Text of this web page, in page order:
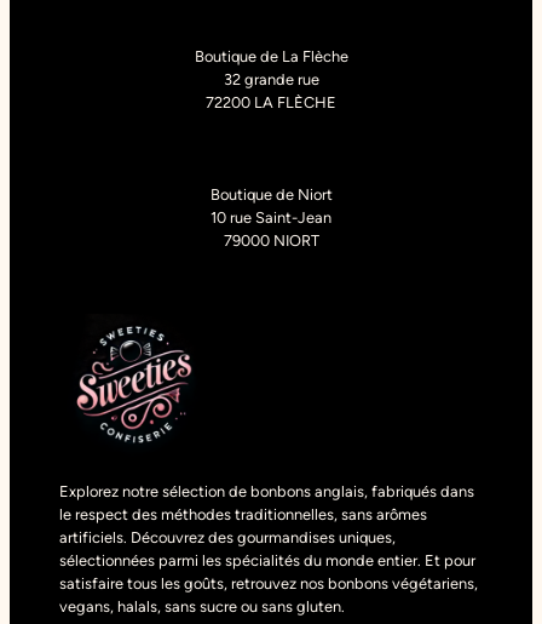
Boutique de La Flèche
32 grande rue
72200 LA FLÈCHE
Boutique de Niort
10 rue Saint-Jean
79000 NIORT
Explorez notre sélection de bonbons anglais, fabriqués dans
le respect des méthodes traditionnelles, sans arômes
artificiels. Découvrez des gourmandises uniques,
sélectionnées parmi les spécialités du monde entier. Et pour
satisfaire tous les goûts, retrouvez nos bonbons végétariens,
vegans, halals, sans sucre ou sans gluten.